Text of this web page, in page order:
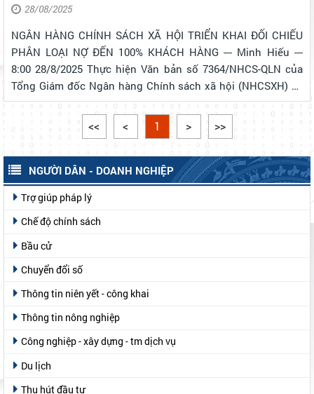
28/08/2025
NGÂN HÀNG CHÍNH SÁCH XÃ HỘI TRIỂN KHAI ĐỐI CHIẾU
PHÂN LOẠI NỢ ĐẾN 100% KHÁCH HÀNG --- Minh Hiếu ---
8:00 28/8/2025 Thực hiện Văn bản số 7364/NHCS-QLN của
Tổng Giám đốc Ngân hàng Chính sách xã hội (NHCSXH) và
chỉ đạo của UBND tỉnh Lâm Đồng tại Công văn số
1254/UBND-KTTH ngày 06/8/2025, Phòng giao d...
<< < 1 > >>
NGƯỜI DÂN - DOANH NGHIỆP
Trợ giúp pháp lý
Chế độ chính sách
Bầu cử
Chuyển đổi số
Thông tin niên yết - công khai
Thông tin nông nghiệp
Công nghiệp - xây dựng - tm dịch vụ
Du lịch
Thu hút đầu tư